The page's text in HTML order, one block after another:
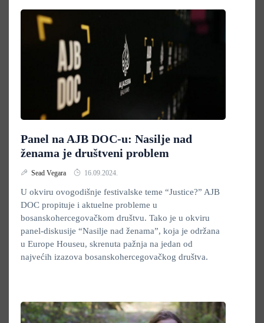
Panel na AJB DOC-u: Nasilje nad
ženama je društveni problem
Sead Vegara 16.09.2024.
U okviru ovogodišnje festivalske teme “Justice?” AJB
DOC propituje i aktuelne probleme u
bosanskohercegovačkom društvu. Tako je u okviru
panel-diskusije “Nasilje nad ženama”, koja je održana
u Europe Houseu, skrenuta pažnja na jedan od
najvećih izazova bosanskohercegovačkog društva.